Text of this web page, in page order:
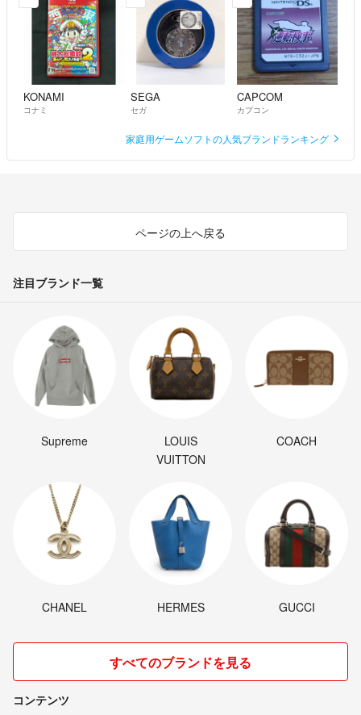
KONAMI
コナミ
SEGA
セガ
CAPCOM
カプコン
家庭用ゲームソフトの人気ブランドランキング
ページの上へ戻る
注目ブランド一覧
Supreme
LOUIS
VUITTON
COACH
CHANEL HERMES GUCCI
すべてのブランドを見る
コンテンツ